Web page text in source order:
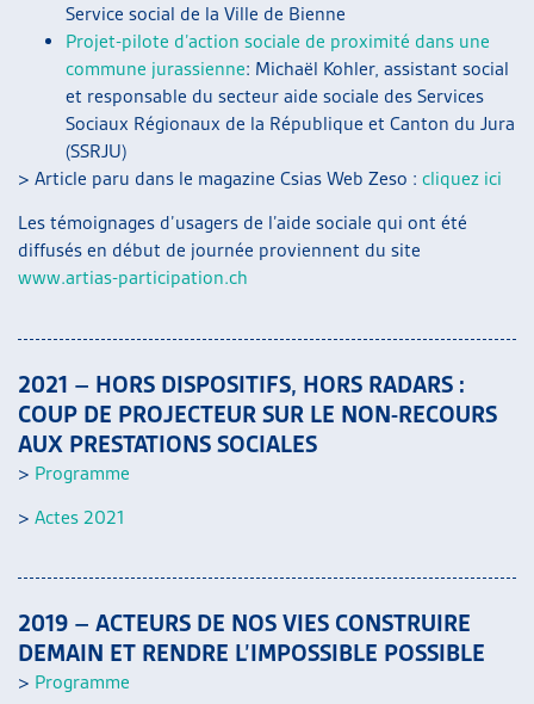
Service social de la Ville de Bienne
Projet-pilote d’action sociale de proximité dans une
commune jurassienne: Michaël Kohler, assistant social
et responsable du secteur aide sociale des Services
Sociaux Régionaux de la République et Canton du Jura
(SSRJU)
> Article paru dans le magazine Csias Web Zeso : cliquez ici
Les témoignages d’usagers de l’aide sociale qui ont été
diffusés en début de journée proviennent du site
www.artias-participation.ch
2021 – HORS DISPOSITIFS, HORS RADARS :
COUP DE PROJECTEUR SUR LE NON-RECOURS
AUX PRESTATIONS SOCIALES
> Programme
> Actes 2021
2019 – ACTEURS DE NOS VIES CONSTRUIRE
DEMAIN ET RENDRE L’IMPOSSIBLE POSSIBLE
> Programme